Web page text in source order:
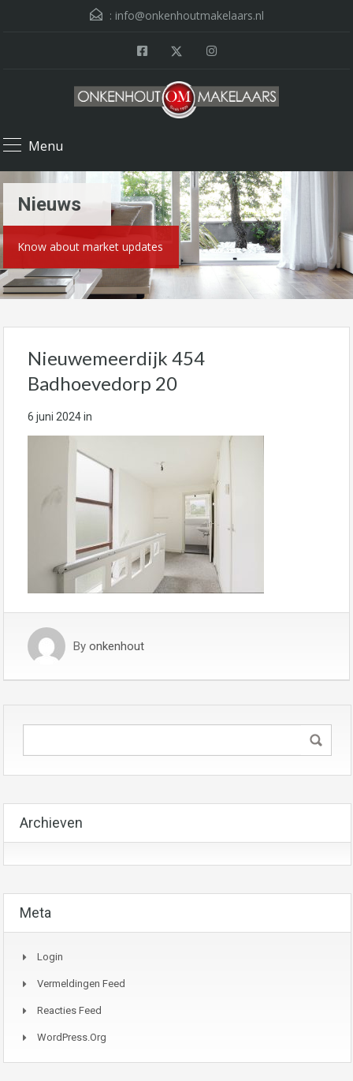
: info@onkenhoutmakelaars.nl
Menu
Nieuws
Know about market updates
Nieuwemeerdijk 454
Badhoevedorp 20
6 juni 2024in
By onkenhout
Archieven
Meta
Login
Vermeldingen Feed
Reacties Feed
WordPress.org